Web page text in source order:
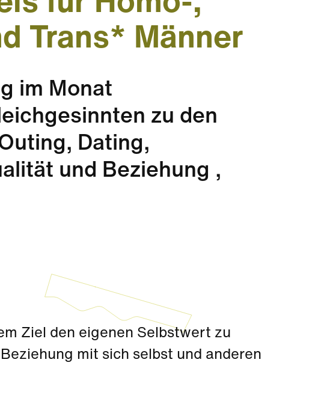
Trans* Männer
im Monat
zu den
Dating,
und Beziehung ,
Ziel den eigenen Selbstwert zu
mit sich selbst und anderen